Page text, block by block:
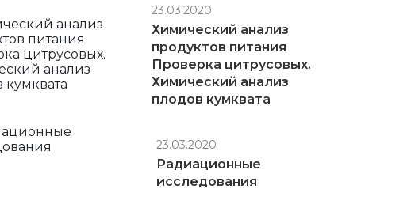
23.03.2020
Химический анализ
продуктов питания
Проверка цитрусовых.
Химический анализ
плодов кумквата
23.03.2020
Радиационные
исследования